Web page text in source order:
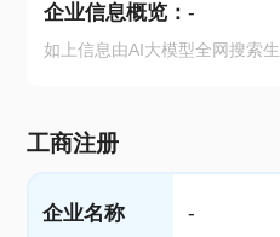
企业信息概览： -
如上信息由AI大模型全网搜索
工商注册
企业名称 -